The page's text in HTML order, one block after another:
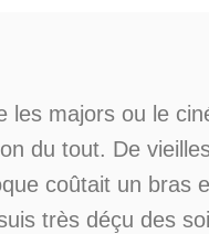
les majors ou le
du tout. De
coûtait un bras
très déçu des